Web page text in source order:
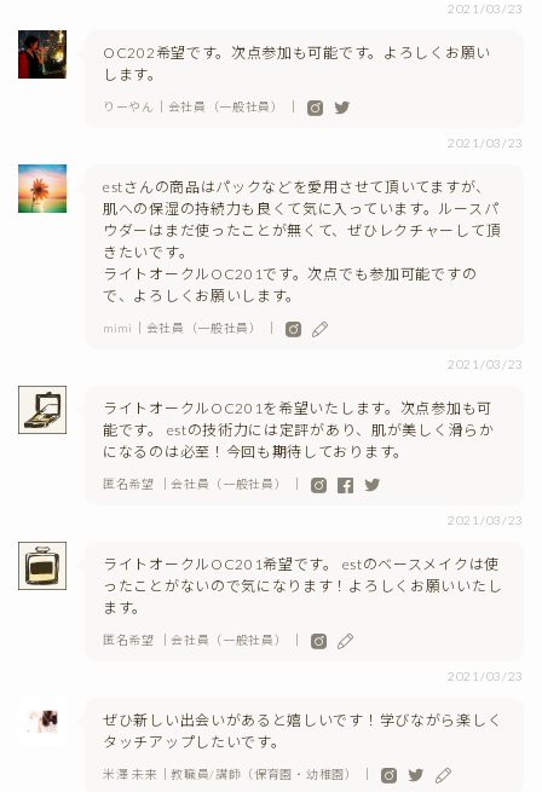
2021/03/23
OC202希望です。次点参加も可能です。よろしくお願い
します。
りーやん｜会社員（一般社員） ｜
2021/03/23
estさんの商品はパックなどを愛用させて頂いてますが、
肌への保湿の持続力も良くて気に入っています。ルースパ
ウダーはまだ使ったことが無くて、ぜひレクチャーして頂
きたいです。
ライトオークルOC201です。次点でも参加可能ですの
で、よろしくお願いします。
mimi｜会社員（一般社員） ｜
2021/03/23
ライトオークルOC201を希望いたします。次点参加も可
能です。 estの技術力には定評があり、肌が美しく滑らか
になるのは必至！今回も期待しております。
匿名希望 ｜会社員（一般社員） ｜
2021/03/23
ライトオークルOC201希望です。 estのベースメイクは使
ったことがないので気になります！よろしくお願いいたし
ます。
匿名希望 ｜会社員（一般社員） ｜
2021/03/23
ぜひ新しい出会いがあると嬉しいです！学びながら楽しく
タッチアップしたいです。
米澤 未来｜教職員/講師（保育園・幼稚園） ｜